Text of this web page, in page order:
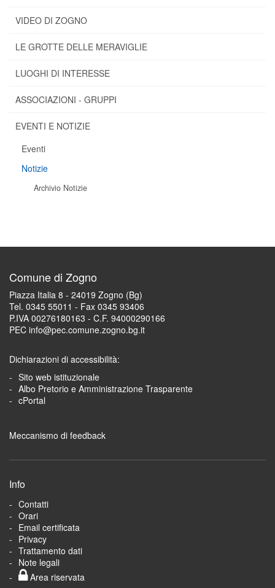
VIDEO DI ZOGNO
LE GROTTE DELLE MERAVIGLIE
LUOGHI DI INTERESSE
ASSOCIAZIONI - GRUPPI
EVENTI E NOTIZIE
Eventi
Notizie
Archivio Notizie
Comune di Zogno
Piazza Italia 8 - 24019 Zogno (Bg)
Tel. 0345 55011 - Fax 0345 93406
P.IVA 00276180163 - C.F. 94000290166
PEC info@pec.comune.zogno.bg.it
Dichiarazioni di accessibilità:
Sito web istituzionale
Albo Pretorio e Amministrazione Trasparente
cPortal
Meccanismo di feedback
Info
Contatti
Orari
Email certificata
Privacy
Trattamento dati
Note legali
Area riservata